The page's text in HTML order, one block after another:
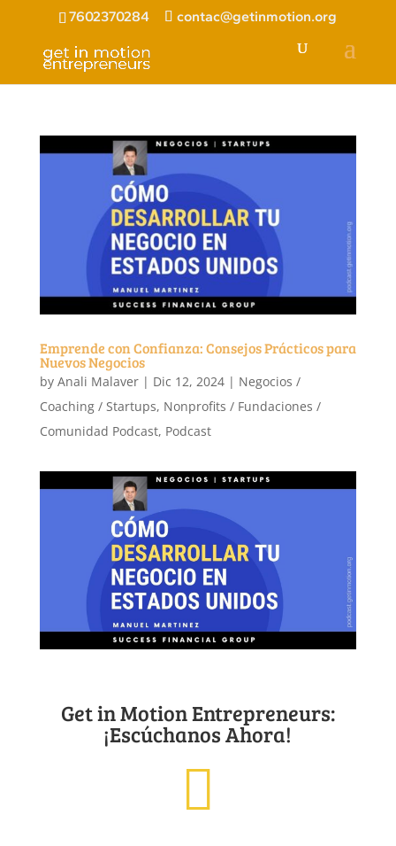
7602370284 contac@getinmotion.org
Emprende con Confianza: Consejos Prácticos para
Nuevos Negocios
by Anali Malaver| Dic 12, 2024| Negocios /
Coaching / Startups, Nonprofits / Fundaciones /
Comunidad Podcast, Podcast
Get in Motion Entrepreneurs:
¡Escúchanos Ahora!